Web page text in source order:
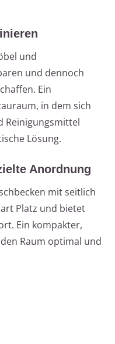
und
und dennoch
Ein
in dem sich
Reinigungsmittel
Lösung.
Anordnung
mit seitlich
Platz und bietet
Ein kompakter,
Raum optimal und